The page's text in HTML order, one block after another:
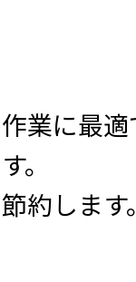
業に最適
。
約します